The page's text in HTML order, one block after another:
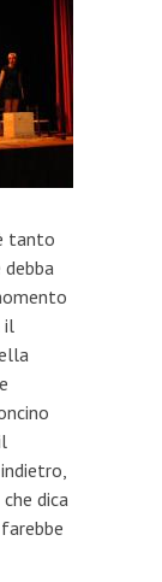
tanto
il
dica